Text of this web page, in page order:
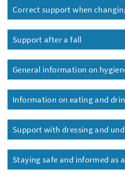
Correct support when
Support after a fall
General information on
Information on eating and
Support with dressing and
Staying safe and informed as